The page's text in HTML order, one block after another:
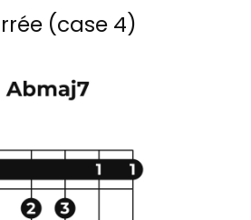
(case 4)